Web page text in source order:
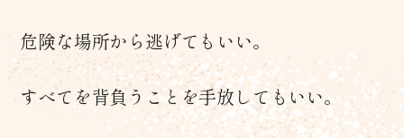
危険な場所から逃げてもいい。
すべてを背負うことを手放してもいい。